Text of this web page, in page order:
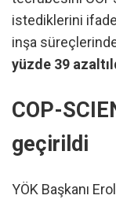
istediklerini
inşa
yüzde 39
COP-
geçirildi
YÖK Başkanı